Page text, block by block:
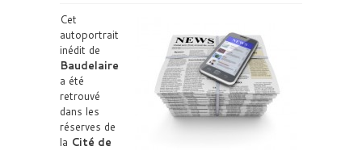
Cet
autoportrait
inédit de
Baudelaire
a été
retrouvé
dans les
réserves de
la Cité de